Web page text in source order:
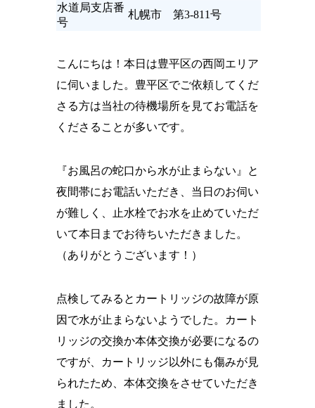
水道局支店番
号
札幌市 第3-811号
こんにちは！本日は豊平区の西岡エリア
に伺いました。豊平区でご依頼してくだ
さる方は当社の待機場所を見てお電話を
くださることが多いです。
『お風呂の蛇口から水が止まらない』と
夜間帯にお電話いただき、当日のお伺い
が難しく、止水栓でお水を止めていただ
いて本日までお待ちいただきました。
（ありがとうございます！）
点検してみるとカートリッジの故障が原
因で水が止まらないようでした。カート
リッジの交換か本体交換が必要になるの
ですが、カートリッジ以外にも傷みが見
られたため、本体交換をさせていただき
ました。